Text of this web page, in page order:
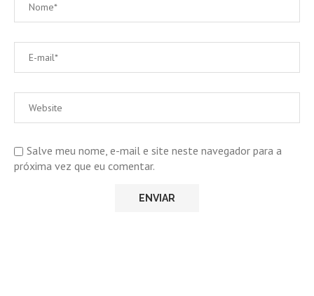
Salve meu nome, e-mail e site neste navegador para a
próxima vez que eu comentar.